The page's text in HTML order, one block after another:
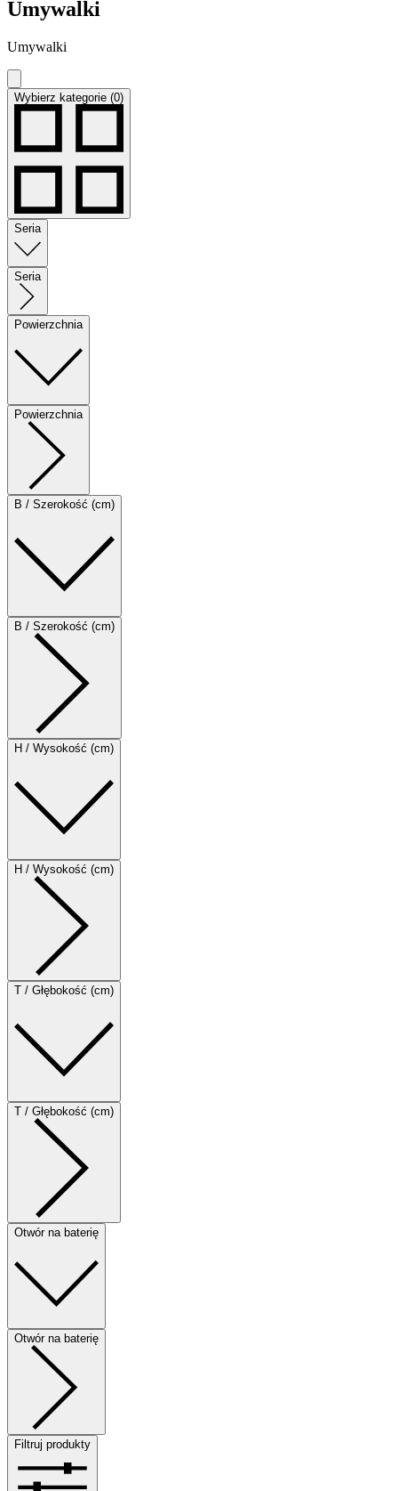
Umywalki
Umywalki
Wybierz kategorie (0)
Seria
Seria
Powierzchnia
Powierzchnia
B / Szerokość (cm)
B / Szerokość (cm)
H / Wysokość (cm)
H / Wysokość (cm)
T / Głębokość (cm)
T / Głębokość (cm)
Otwór na baterię
Otwór na baterię
Filtruj produkty